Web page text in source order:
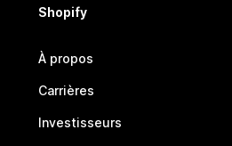
Shopify
À propos
Carrières
Investisseurs